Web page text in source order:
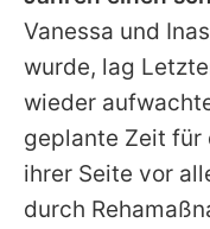
Vanessa und
wurde, lag
wieder
geplante Zeit für
ihrer Seite vor
durch